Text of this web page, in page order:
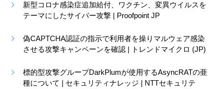
新型コロナ感染症追加給付、ワクチン、変異ウイルスを
テーマにしたサイバー攻撃 | Proofpoint JP
偽CAPTCHA認証の指示で利用者を操りマルウェア感染
させる攻撃キャンペーンを確認 | トレンドマイクロ (JP)
標的型攻撃グループDarkPlumが使用するAsyncRATの亜
種について | セキュリティナレッジ | NTTセキュリテ